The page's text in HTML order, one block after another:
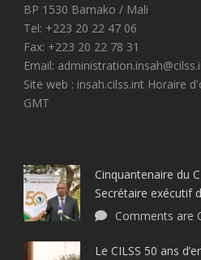
BP 1530 Bamako / Mali
Tel: +223 20 22 47 06
Fax: +223 20 22 78 31
Email:
Site web : insah.cilss.int Horaire
GMT
Cinquantenaire du
Secrétaire exécutif
Comments are
Le CILSS 50 ans